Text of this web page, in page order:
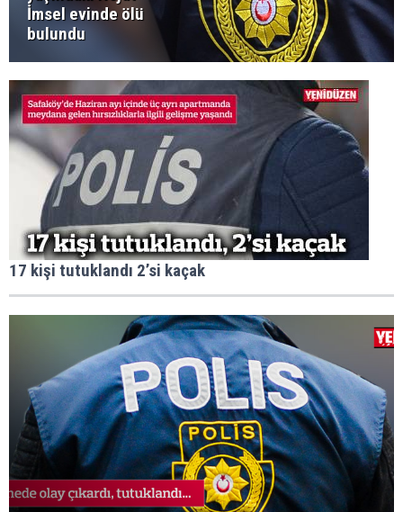
İmsel evinde ölü
bulundu
17 kişi tutuklandı 2’si kaçak